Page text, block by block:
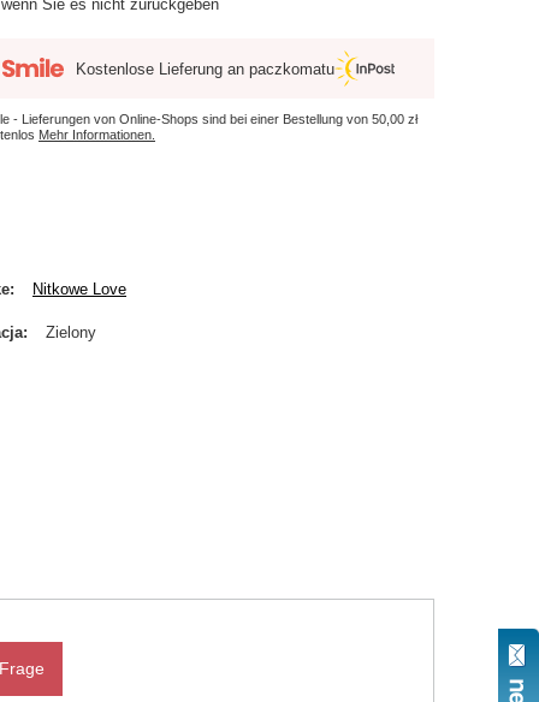
wenn Sie es nicht zurückgeben
Kostenlose Lieferung an paczkomatu
- Lieferungen von Online-Shops sind bei einer Bestellung von50,00 zł
Mehr Informationen.
Nitkowe Love
Zielony